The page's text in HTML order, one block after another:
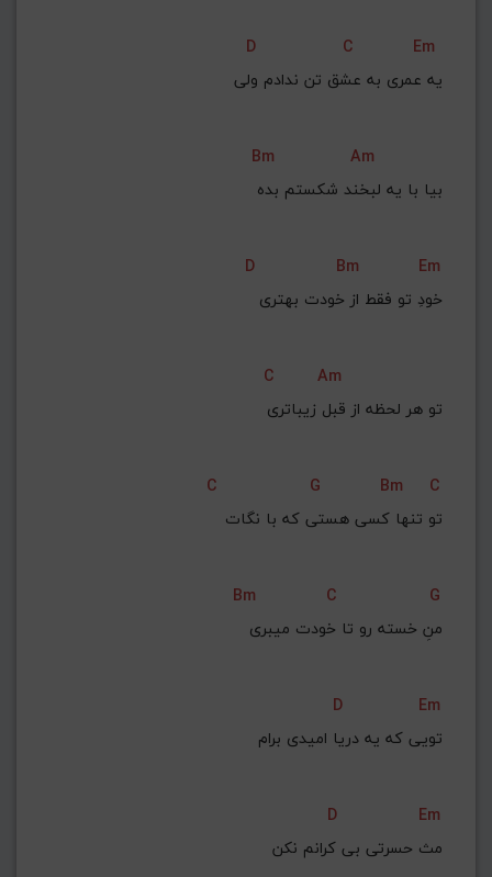
D C
Em
یه عمری به عشق تن ندادم ولی
Bm
Am
بیا با یه لبخند شکستم بده
D Bm
Em
خودِ تو فقط از خودت بهتری
C
Am
تو هر لحظه از قبل زیباتری
C G Bm
C
تو تنها کسی هستی که با نگات
Bm C
G
منِ خسته رو تا خودت میبری
D
Em
تویی که یه دریا امیدی برام
D
Em
مث حسرتی بی کرانم نکن